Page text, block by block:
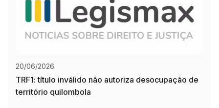
20/06/2026
TRF1: título inválido não autoriza desocupação de
território quilombola